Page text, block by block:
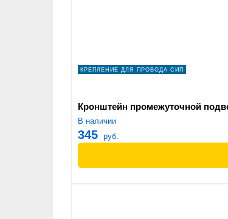
КРЕПЛЕНИЕ ДЛЯ ПРОВОДА СИП
Кронштейн промежуточной
В наличии
345 руб.